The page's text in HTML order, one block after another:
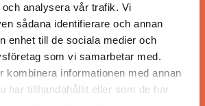
analysera vår trafik. Vi
sådana identifierare och annan
enhet till de sociala medier och
som vi samarbetar med.
kombinera informationen med annan
har tillhandahållit eller som de har
ANSVARIG UTGIVARE
Jonas Siljhammar
UPPHOVSRÄTT